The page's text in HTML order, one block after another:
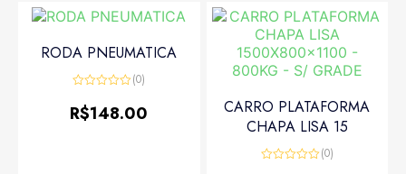
RODA PNEUMATICA
0
de
(0)
R$148.00
CARRO PLATAFORMA
CHAPA LISA 15
(0)